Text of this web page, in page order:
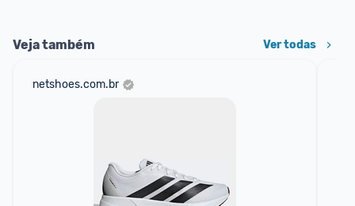
Veja também Ver todas
netshoes.com.br